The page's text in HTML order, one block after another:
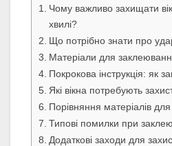
Чому важливо захищати
хвилі?
Що потрібно знати про
Матеріали для
Покрокова інструкція: як
Які вікна потребують
Порівняння матеріалів для
Типові помилки при
Додаткові заходи для